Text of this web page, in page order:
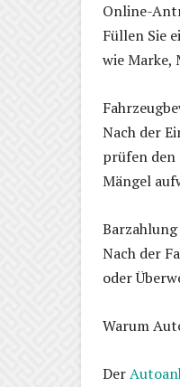
Online-
Füllen Sie
wie Marke,
Nach der
prüfen den
Mängel
Nach der
oder
Warum
Der